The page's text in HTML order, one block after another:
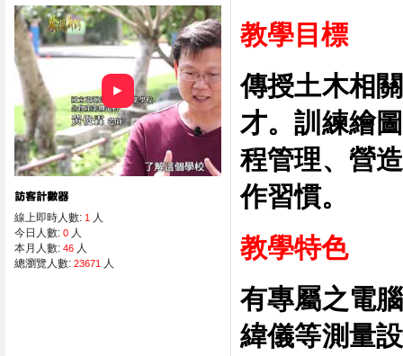
►
線上即時人數: 1 人
今日人數: 0 人
本月人數: 46 人
總瀏覽人數: 23671 人
教學目標
傳授土木相
才。訓練繪
程管理、營
作習慣。
教學特色
有專屬之電
緯儀等測量